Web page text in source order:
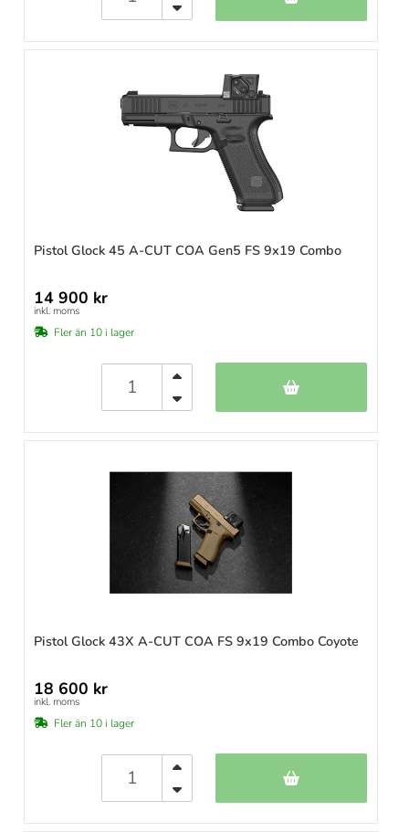
Pistol Glock 45 A-CUT COA Gen5 FS 9x19 Combo
14 900 kr
inkl. moms
Fler än 10 i lager
Pistol Glock 43X A-CUT COA FS 9x19 Combo Coyote
18 600 kr
inkl. moms
Fler än 10 i lager